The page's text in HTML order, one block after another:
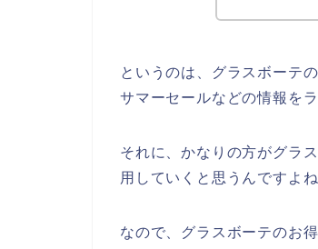
というのは、グラスボーテ
サマーセールなどの情報を
それに、かなりの方がグラ
用していくと思うんですよ
なので、グラスボーテのお